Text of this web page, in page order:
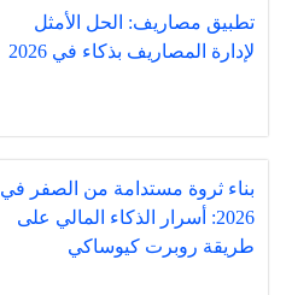
تطبيق مصاريف: الحل الأمثل
لإدارة المصاريف بذكاء في 2026
بناء ثروة مستدامة من الصفر في
2026: أسرار الذكاء المالي على
طريقة روبرت كيوساكي